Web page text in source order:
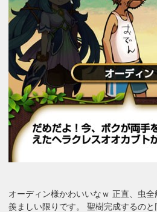
オーディン様かわいいなｗ 正直、虫
羨ましい限りです。 聖樹完成するの